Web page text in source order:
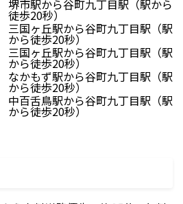
堺市駅から谷町九丁目駅（駅から
徒歩20秒）
三国ヶ丘駅から谷町九丁目駅（駅
から徒歩20秒）
三国ヶ丘駅から谷町九丁目駅（駅
から徒歩20秒）
なかもず駅から谷町九丁目駅（駅
から徒歩20秒）
中百舌鳥駅から谷町九丁目駅（駅
から徒歩20秒）